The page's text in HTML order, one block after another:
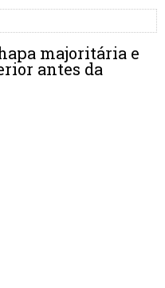
majoritária e
antes da